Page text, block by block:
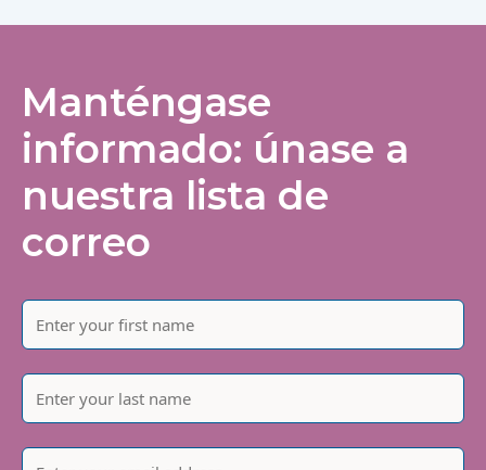
Manténgase
informado: únase a
nuestra lista de
correo